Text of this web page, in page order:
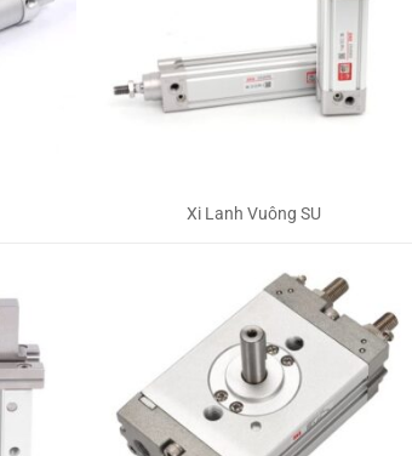
Xi Lanh Vuông SU